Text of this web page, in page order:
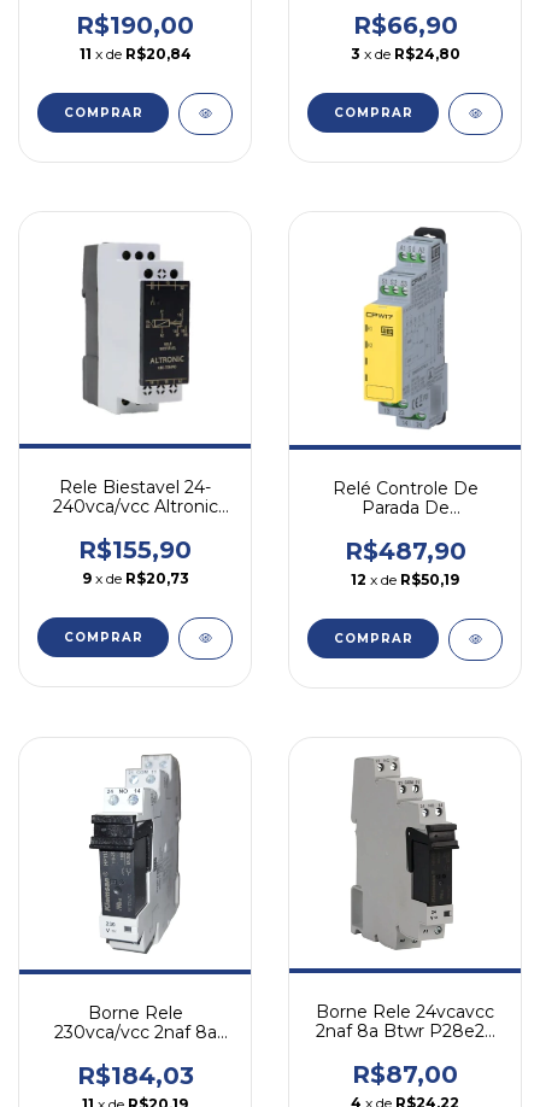
R$190,00
11 x de R$20,84
R$66,90
3 x de R$24,80
Rele Biestavel 24-
240vca/vcc Altronic
R$155,90
9 x de R$20,73
COMPRAR
Relé Controle De
Parada De
2na 24v 24vca/cc
R$487,90
12 x de R$50,19
Borne Rele
230vca/vcc 2naf 8a
230vca/vcc
R$184,03
Borne Rele 24vcavcc
2naf 8a Btwr P28e26
R$87,00
4 x de R$24,22